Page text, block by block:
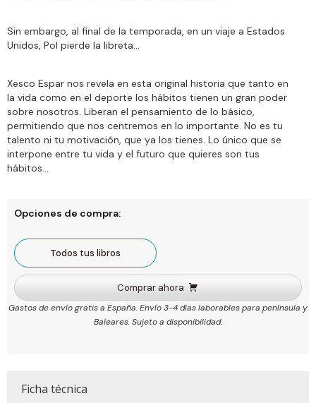
Sin embargo, al final de la temporada, en un viaje a Estados
Unidos, Pol pierde la libreta...
Xesco Espar nos revela en esta original historia que tanto en
la vida como en el deporte los hábitos tienen un gran poder
sobre nosotros. Liberan el pensamiento de lo básico,
permitiendo que nos centremos en lo importante. No es tu
talento ni tu motivación, que ya los tienes. Lo único que se
interpone entre tu vida y el futuro que quieres son tus
hábitos...
Opciones de compra:
Todos tus libros
Comprar ahora
Gastos de envío gratis a España. Envío 3-4 días laborables para península y
Baleares. Sujeto a disponibilidad.
Ficha técnica